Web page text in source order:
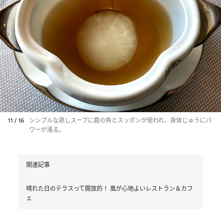
11 / 16
シンプルな蒸しスープに鹿の角とスッポンが使われ、身体じゅうにパ
ワーが漲る。
関連記事
晴れた日のテラスって開放的！ 風が心地よいレストラン＆カフ
ェ